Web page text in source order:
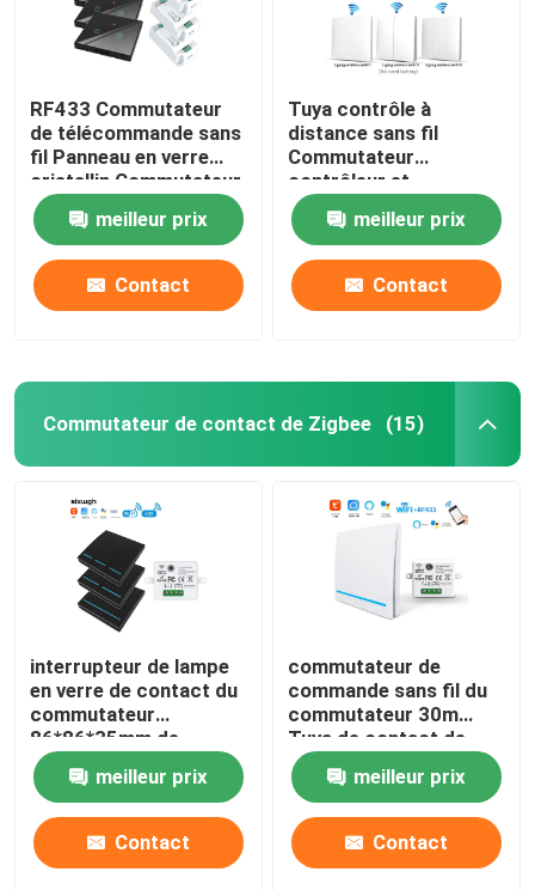
Le portail de Zigbee
RF433 Commutateur
de télécommande sans
fil Panneau en verre
cristallin Commutateur
tactile avec
disjoncteur 10A refaire
circuit de l'ancienne
version
meilleur prix
Contact
Tuya contrôle à
distance sans fil
Commutateur
contrôleur et
récepteur correspond
à tuya module de
soutien Google Alexa
contrôle vocal
meilleur prix
Contact
Commutateur de contact de Zigbee (15)
interrupteur de lampe
en verre de contact du
commutateur
86*86*35mm de
contact de Zigbee du
filet 400Wmeilleur prix
Contact
commutateur de
commande sans fil du
commutateur 30m
Tuya de contact de
400W Zigbee
meilleur prix
Contact